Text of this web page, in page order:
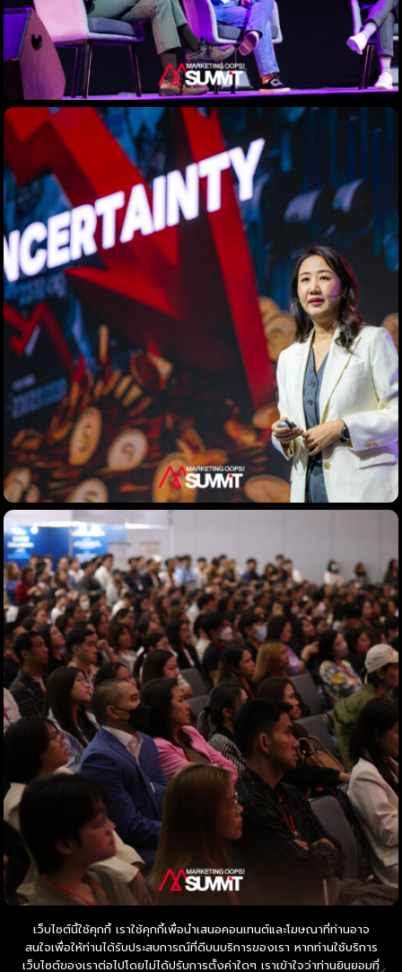
© Copyright 2026 by Oops Network Co.,Ltd.
เว็บไซต์นี้ใช้คุกกี้ เราใช้คุกกี้เพื่อนำเสนอคอนเทนต์และโฆษณาที่ท่านอาจ
สนใจเพื่อให้ท่านได้รับประสบการณ์ที่ดีบนบริการของเรา หากท่านใช้บริการ
เว็บไซต์ของเราต่อไปโดยไม่ได้ปรับการตั้งค่าใดๆ เราเข้าใจว่าท่านยินยอมที่